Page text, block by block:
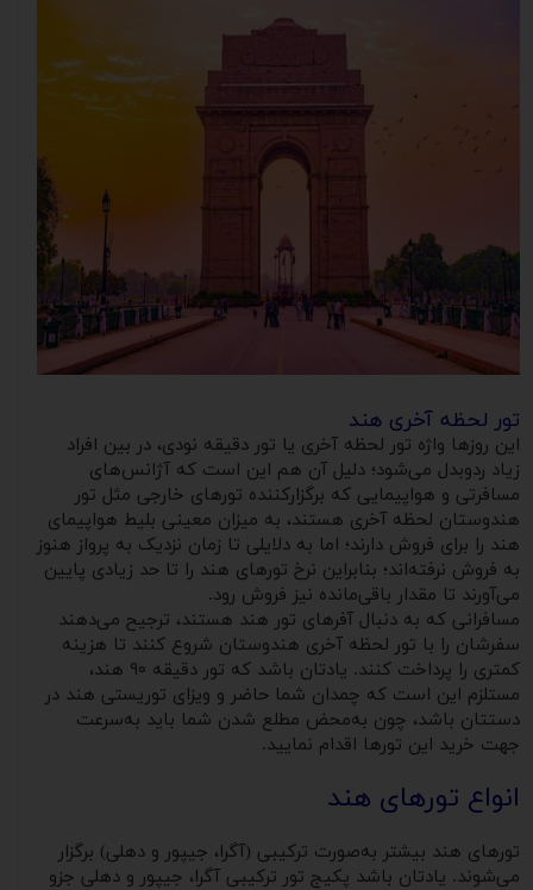
تور لحظه آخری هند
این روزها واژه تور لحظه آخری یا تور دقیقه نودی، در بین افراد
زیاد ردوبدل می‌شود؛ دلیل آن هم این است که آژانس‌های
مسافرتی و هواپیمایی که برگزارکننده تورهای خارجی مثل تور
هندوستان لحظه آخری هستند، به میزان معینی بلیط هواپیمای
هند را برای فروش دارند؛ اما به دلایلی تا زمان نزدیک به پرواز هنوز
به فروش نرفته‌اند؛ بنابراین نرخ تورهای هند را تا حد زیادی پایین
می‌آورند تا مقدار باقی‌مانده نیز فروش رود.
مسافرانی که به دنبال آفرهای تور هند هستند، ترجیح می‌دهند
سفرشان را با تور لحظه آخری هندوستان شروع کنند تا هزینه
کمتری را پرداخت کنند. یادتان باشد که تور دقیقه ۹۰ هند،
مستلزم این است که چمدان شما حاضر و ویزای توریستی هند در
دستتان باشد، چون به‌محض مطلع شدن شما باید به‌سرعت
جهت خرید این تورها اقدام نمایید.
انواع تورهای هند
تورهای هند بیشتر به‌صورت ترکیبی (آگرا، جیپور و دهلی) برگزار
می‌شوند. یادتان باشد پکیج تور ترکیبی آگرا، جیپور و دهلی جزو